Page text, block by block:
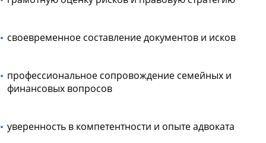
своевременное составление документов и исков
профессиональное сопровождение семейных и
финансовых вопросов
уверенность в компетентности и опыте адвоката